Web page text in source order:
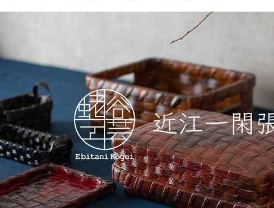
facebook
X
LINE
加盟スポットに